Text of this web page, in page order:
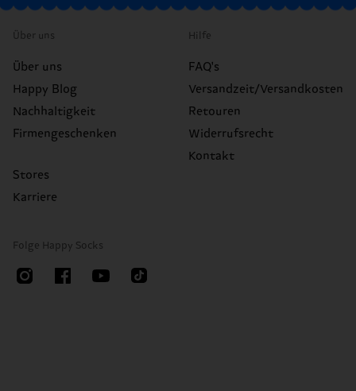
Über uns
Über uns
Happy Blog
Nachhaltigkeit
Firmengeschenken
Stores
Karriere
Hilfe
FAQ's
Versandzeit/Versandkosten
Retouren
Widerrufsrecht
Kontakt
Folge Happy Socks